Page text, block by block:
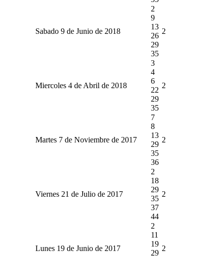
Sabado 9 de Junio de 2018
2
9
13
26
29
35
2
Miercoles 4 de Abril de 2018
3
4
6
22
29
35
2
Martes 7 de Noviembre de 2017
7
8
13
29
35
36
2
Viernes 21 de Julio de 2017
2
18
29
35
37
44
2
Lunes 19 de Junio de 2017
2
11
19
29
2